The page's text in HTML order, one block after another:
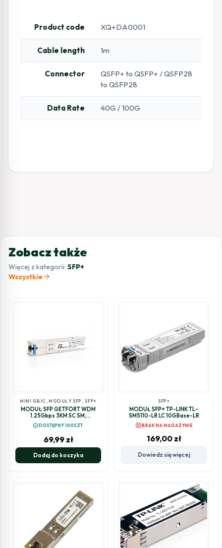
Product code XQ+DA0001
Cable length 1m
Connector
QSFP+ to QSFP+ / QSFP28
to QSFP28
Data Rate 40G / 100G
Zobacz także
Więcej z kategorii: SFP+
Wszystkie arrow_forward
MINI GBIC ,MODUŁY SFP SFP+
MODUŁ SFP GETFORT WDM
1.25Gbps 3KM SC SM,
TX1310/RX1550
check_circleDOSTĘPNY 100SZT.
69,99 zł
Dodaj do koszyka
SFP+
MODUŁ SFP+ TP-LINK TL-
SM5110-LR LC 10GBase-LR
cancelBRAK NA MAGAZYNIE
169,00 zł
Dowiedz się więcej